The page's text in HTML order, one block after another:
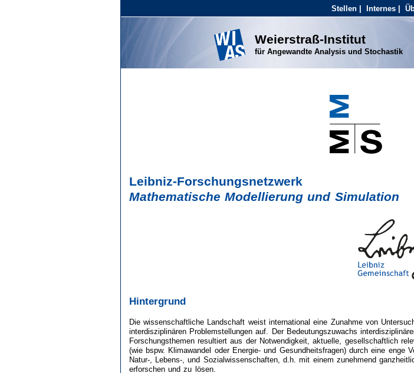
Stellen |Internes |
Weierstraß-Institut
für Angewandte Analysis und Stochastik
Leibniz-Forschungsnetzwerk
Mathematische Modellierung und Simulation
Hintergrund
Die wissenschaftliche Landschaft weist international eine Zunahme von
interdisziplinären Problemstellungen auf. Der Bedeutungszuwachs
Forschungsthemen resultiert aus der Notwendigkeit, aktuelle, gesellschaftlich
(wie bspw. Klimawandel oder Energie- und Gesundheitsfragen) durch eine enge
Natur-, Lebens-, und Sozialwissenschaften, d.h. mit einem zunehmend
erforschen und zu lösen.